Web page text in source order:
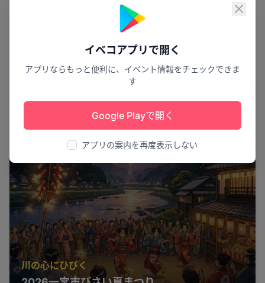
閉じ
イベコアプリで開く
アプリならもっと便利に、イベント情報をチェックできま
す
Google Playで開く
アプリの案内を再度表示しない
川の心にひびく